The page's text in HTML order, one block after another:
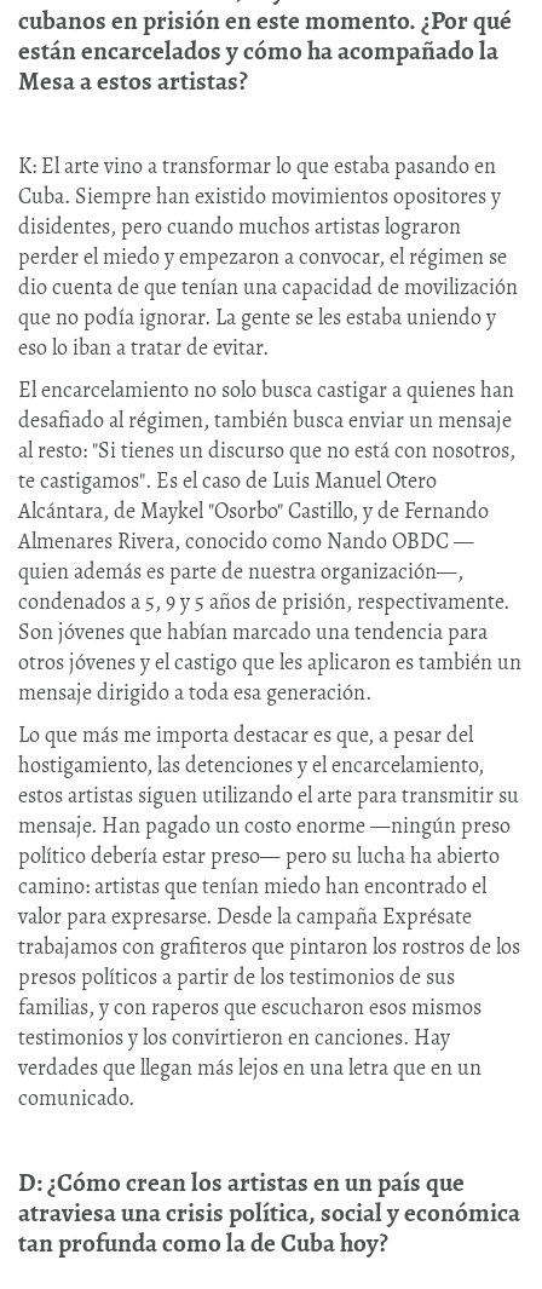
cubanos en prisión en este momento. ¿Por qué
están encarcelados y cómo ha acompañado la
Mesa a estos artistas?
K: El arte vino a transformar lo que estaba pasando en
Cuba. Siempre han existido movimientos opositores y
disidentes, pero cuando muchos artistas lograron
perder el miedo y empezaron a convocar, el régimen se
dio cuenta de que tenían una capacidad de movilización
que no podía ignorar. La gente se les estaba uniendo y
eso lo iban a tratar de evitar.
El encarcelamiento no solo busca castigar a quienes han
desafiado al régimen, también busca enviar un mensaje
al resto: "Si tienes un discurso que no está con nosotros,
te castigamos". Es el caso de Luis Manuel Otero
Alcántara, de Maykel "Osorbo" Castillo, y de Fernando
Almenares Rivera, conocido como Nando OBDC —
quien además es parte de nuestra organización—,
condenados a 5, 9 y 5 años de prisión, respectivamente.
Son jóvenes que habían marcado una tendencia para
otros jóvenes y el castigo que les aplicaron es también un
mensaje dirigido a toda esa generación.
Lo que más me importa destacar es que, a pesar del
hostigamiento, las detenciones y el encarcelamiento,
estos artistas siguen utilizando el arte para transmitir su
mensaje. Han pagado un costo enorme —ningún preso
político debería estar preso— pero su lucha ha abierto
camino: artistas que tenían miedo han encontrado el
valor para expresarse. Desde la campaña Exprésate
trabajamos con grafiteros que pintaron los rostros de los
presos políticos a partir de los testimonios de sus
familias, y con raperos que escucharon esos mismos
testimonios y los convirtieron en canciones. Hay
verdades que llegan más lejos en una letra que en un
comunicado.
D: ¿Cómo crean los artistas en un país que
atraviesa una crisis política, social y económica
tan profunda como la de Cuba hoy?